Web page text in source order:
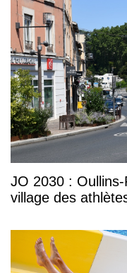
JO 2030 :
village des